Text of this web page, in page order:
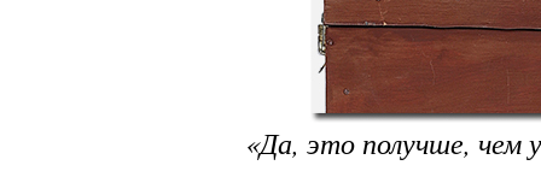
«Да, это получше, чем